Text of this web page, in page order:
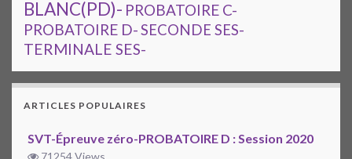
BLANC(PD)- PROBATOIRE C-
PROBATOIRE D-SECONDE SES-
TERMINALE SES-
ARTICLES POPULAIRES
SVT-Épreuve zéro-PROBATOIRE D : Session 2020